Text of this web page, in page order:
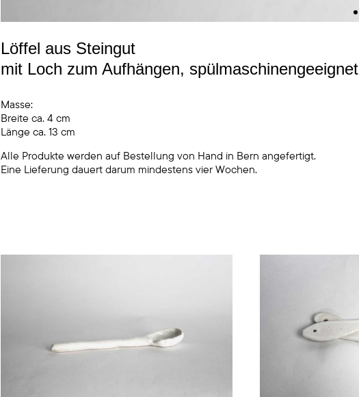
Löffel aus Steingut
mit Loch zum Aufhängen, spülmaschinengeeignet
Masse:
Breite ca. 4 cm
Länge ca. 13 cm
Alle Produkte werden auf Bestellung von Hand in Bern angefertigt.
Eine Lieferung dauert darum mindestens vier Wochen.